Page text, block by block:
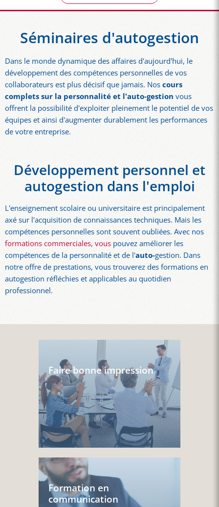
Séminaires d'autogestion
Dans le monde dynamique des affaires d'aujourd'hui, le
développement des compétences personnelles de vos
collaborateurs est plus décisif que jamais. Noscours
complets sur la personnalité et l'auto-gestion vous
offrent la possibilité d'exploiter pleinement le potentiel de vos
équipes et ainsi d'augmenter durablement les performances
de votre entreprise.
Développement personnel et
autogestion dans l'emploi
L'enseignement scolaire ou universitaire est principalement
axé sur l'acquisition de connaissances techniques. Mais les
compétences personnelles sont souvent oubliées. Avec nos
formations commerciales, vous pouvez améliorer les
compétences de la personnalité et de l'auto-gestion. Dans
notre offre de prestations, vous trouverez des formations en
autogestion réfléchies et applicables au quotidien
professionnel.
Faire bonne impression
Formation en
communication